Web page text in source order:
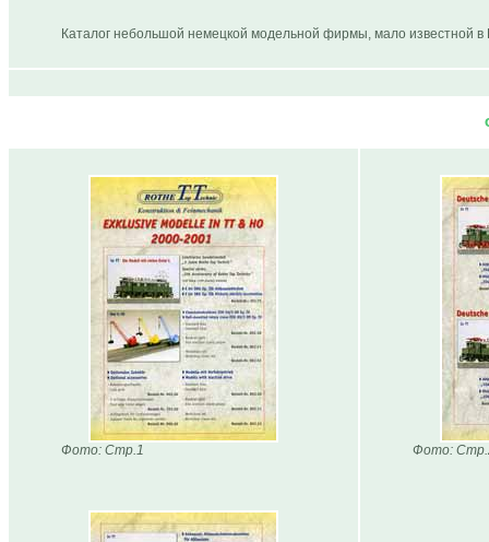
Каталог небольшой немецкой модельной фирмы, мало известной в
Фото: Стр.1 Фото: